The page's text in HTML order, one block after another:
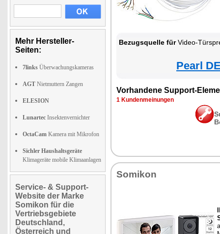
Mehr Hersteller-
Seiten:
7links Überwachungskameras
AGT Nietmuttern Zangen
ELESION
Lunartec Insektenvernichter
OctaCam Kamera mit Mikrofon
Sichler Haushaltsgeräte
Klimageräte mobile Klimaanlagen
Service- & Support-
Website der Marke
Somikon für die
Vertriebsgebiete
Deutschland,
Österreich und
Bezugsquelle fürVideo-
Pearl
Vorhandene Support-
1 Kundenmeinungen
Somikon